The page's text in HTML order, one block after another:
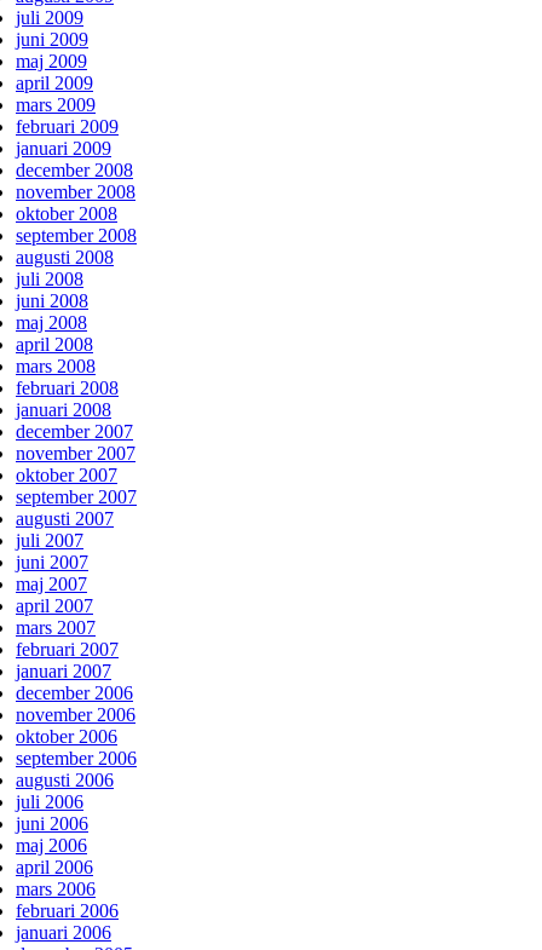
juli 2009
juni 2009
maj 2009
april 2009
mars 2009
februari 2009
januari 2009
december 2008
november 2008
oktober 2008
september 2008
augusti 2008
juli 2008
juni 2008
maj 2008
april 2008
mars 2008
februari 2008
januari 2008
december 2007
november 2007
oktober 2007
september 2007
augusti 2007
juli 2007
juni 2007
maj 2007
april 2007
mars 2007
februari 2007
januari 2007
december 2006
november 2006
oktober 2006
september 2006
augusti 2006
juli 2006
juni 2006
maj 2006
april 2006
mars 2006
februari 2006
januari 2006